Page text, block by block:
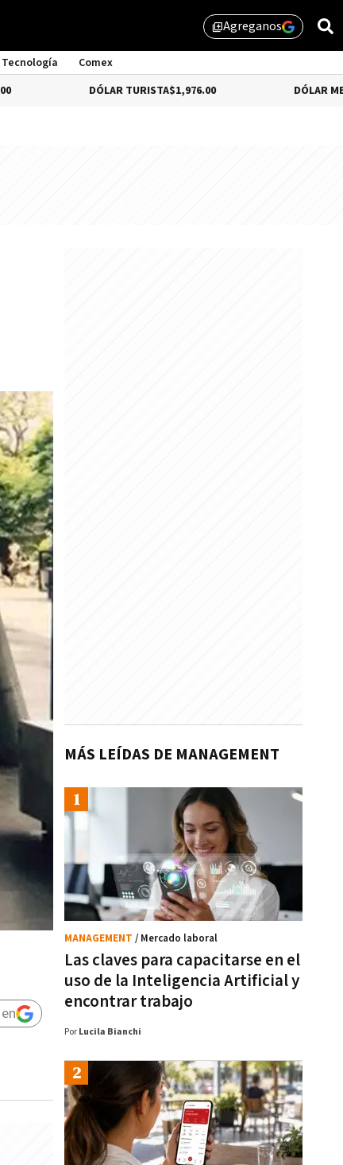
library_addAgreganos
Tecnología
Comex
DÓLAR TURISTA$1,976.00 DÓLAR MEP-3.28%
MÁS LEÍDAS DE MANAGEMENT
Las claves para capacitarse en el
uso de la Inteligencia Artificial y
encontrar trabajo
MANAGEMENT / Mercado laboral
Por Lucila Bianchi